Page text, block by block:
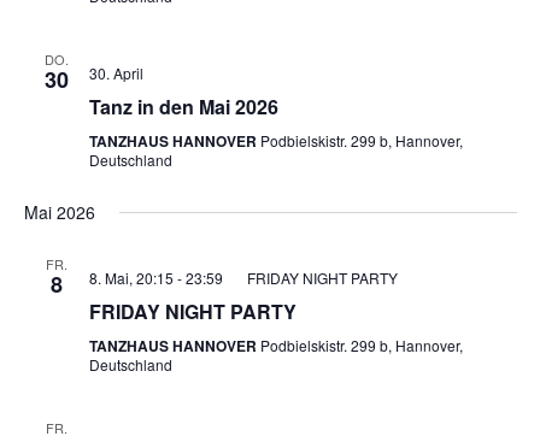
DO.
30 30. April
Tanz in den Mai 2026
TANZHAUS HANNOVER Podbielskistr. 299 b, Hannover,
Deutschland
Mai 2026
FR.
8 8. Mai, 20:15 -23:59 FRIDAY NIGHT PARTY
FRIDAY NIGHT PARTY
TANZHAUS HANNOVER Podbielskistr. 299 b, Hannover,
Deutschland
FR.